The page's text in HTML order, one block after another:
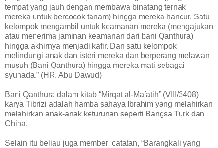
tempat yang jauh dengan membawa binatang ternak
mereka untuk bercocok tanam) hingga mereka hancur. Satu
kelompok mengambil untuk keamanan mereka (mengajukan
atau menerima jaminan keamanan dari bani Qanthura)
hingga akhirnya menjadi kafir. Dan satu kelompok
melindungi anak dan isteri mereka dan berperang melawan
musuh (Bani Qanthura) hingga mereka mati sebagai
syuhada.” (HR. Abu Dawud)
Bani Qanthura dalam kitab “Mirqāt al-Mafātih” (VIII/3408)
karya Tibrizi adalah hamba sahaya Ibrahim yang melahirkan
melahirkan anak-anak keturunan seperti Bangsa Turk dan
China.
Selain itu beliau juga memberi catatan, “Barangkali yang